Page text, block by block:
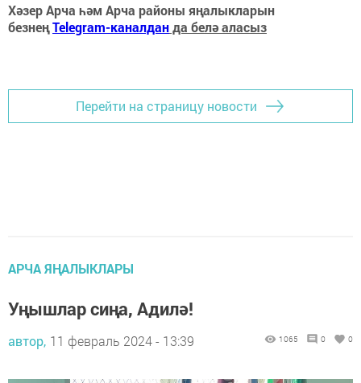
Хәзер Арча һәм Арча районы яңалыкларын
безнеңTelegram-каналданда белә аласыз
Перейти на страницу новости
АРЧА ЯҢАЛЫКЛАРЫ
Уңышлар сиңа, Адилә!
автор, 11 февраль 2024 - 13:39 1065 0 0